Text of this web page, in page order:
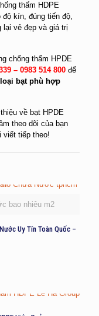
trình công cộng
thấm HDPE
độ kín, đúng tiến độ,
lại vẻ đẹp và giá trị
chống thấm HPDE
– 0983 514 800 để
bạt phù hợp
về bạt HPDE
theo dõi của bạn
viết tiếp theo!
bao nhiêu m2
Uy Tín Toàn Quốc –